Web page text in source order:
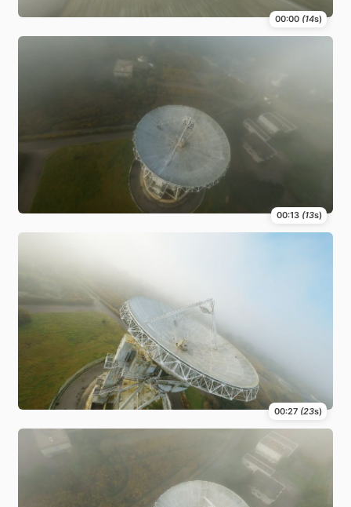
00:00 (14s)
00:13 (13s)
00:27 (23s)